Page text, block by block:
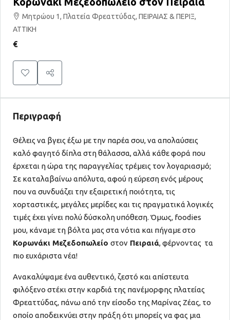
Μητρώου 1, Πλατεία Φρεαττύδας, ΠΕΙΡΑΙΑΣ & ΠΕΡΙΞ,
ΑΤΤΙΚΗ
€
Περιγραφή
Θέλεις να βγεις έξω με την παρέα σου, να απολαύσεις
καλό φαγητό δίπλα στη θάλασσα, αλλά κάθε φορά που
έρχεται η ώρα της παραγγελίας τρέμεις τον λογαριασμό;
Σε καταλαβαίνω απόλυτα, αφού η εύρεση ενός μέρους
που να συνδυάζει την εξαιρετική ποιότητα, τις
χορταστικές, μεγάλες μερίδες και τις πραγματικά λογικές
τιμές έχει γίνει πολύ δύσκολη υπόθεση. Όμως, foodies
μου, κάναμε τη βόλτα μας στα νότια και πήγαμε στο
Κορωνάκι Μεζεδοπωλείο στον Πειραιά, φέρνοντας τα
πιο ευχάριστα νέα!
Ανακαλύψαμε ένα αυθεντικό, ζεστό και απίστευτα
φιλόξενο στέκι στην καρδιά της πανέμορφης πλατείας
Φρεαττύδας, πάνω από την είσοδο της Μαρίνας Ζέας, το
οποίο αποδεικνύει στην πράξη ότι μπορείς να φας μια